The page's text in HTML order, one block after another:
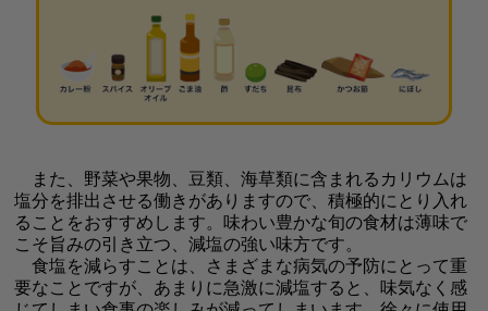
また、野菜や果物、豆類、海草類に含まれるカリウムは
塩分を排出させる働きがありますので、積極的にとり入れ
ることをおすすめします。味わい豊かな旬の食材は薄味で
こそ旨みの引き立つ、減塩の強い味方です。
食塩を減らすことは、さまざまな病気の予防にとって重
要なことですが、あまりに急激に減塩すると、味気なく感